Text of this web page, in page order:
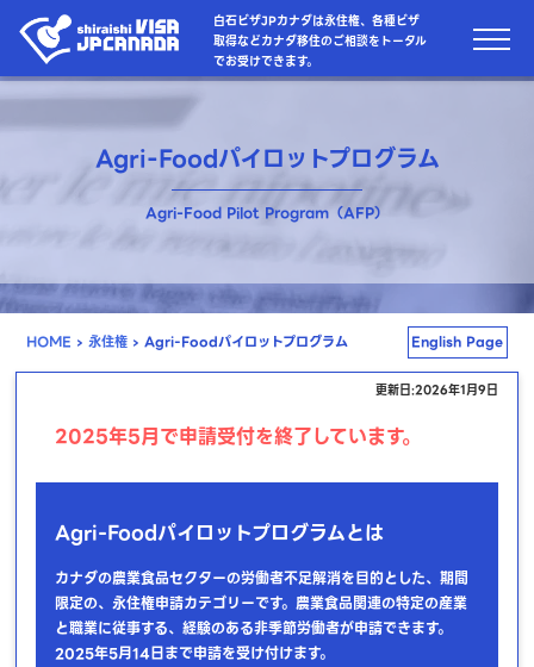
白石ビザJPカナダは永住権、各種ビザ
取得などカナダ移住のご相談をトータル
でお受けできます。
Agri-Foodパイロットプログラム
Agri-Food Pilot Program（AFP）
HOME › 永住権 › Agri-Foodパイロットプログラム English Page
更新日:2026年1月9日
2025年5月で申請受付を終了しています。
Agri-Foodパイロットプログラムとは
カナダの農業食品セクターの労働者不足解消を目的とした、期間
限定の、永住権申請カテゴリーです。農業食品関連の特定の産業
と職業に従事する、経験のある非季節労働者が申請できます。
2025年5月14日まで申請を受け付けます。